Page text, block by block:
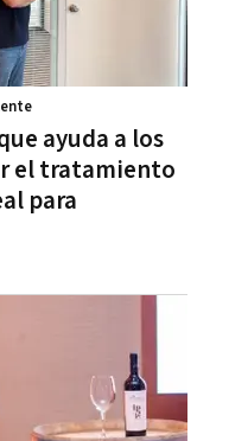
ayuda a los
el tratamiento
para